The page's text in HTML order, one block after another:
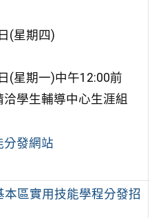
(星期四)
(星期一)中午12:00前
學生輔導中心生涯組
分發網站
本區實用技能學程分發招